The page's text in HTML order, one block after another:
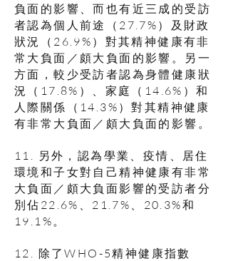
負面的影響、而也有近三成的受訪
者認為個人前途（27.7%）及財政
狀況（26.9%）對其精神健康有非
常大負面／頗大負面的影響。另一
方面，較少受訪者認為身體健康狀
況（17.8%）、家庭（14.6%）和
人際關係（14.3%）對其精神健康
有非常大負面／頗大負面的影響。
11. 另外，認為學業、疫情、居住
環境和子女對自己精神健康有非常
大負面／頗大負面影響的受訪者分
別佔22.6%、21.7%、20.3%和
19.1%。
12. 除了WHO-5精神健康指數